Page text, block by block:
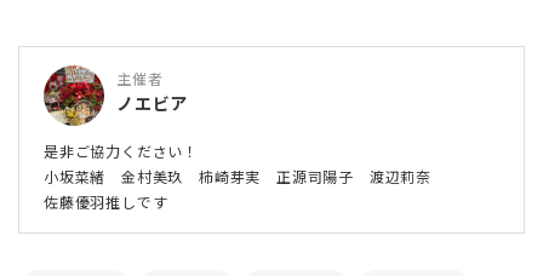
主催者
ノエビア
是非ご協力ください！
小坂菜緒 金村美玖 柿崎芽実 正源司陽子 渡辺莉奈
佐藤優羽推しです